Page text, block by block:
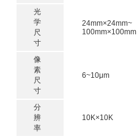
光
学
尺
寸
24mm×24mm~
100mm×100mm
像
素
尺
寸
6~10μm
分
辨
率
10K×10K